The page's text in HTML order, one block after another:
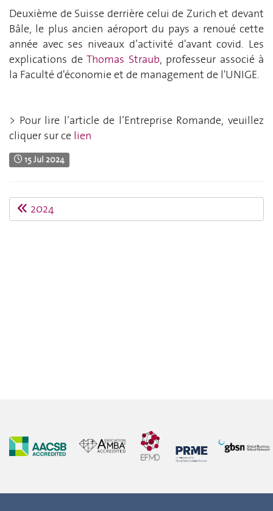
Deuxième de Suisse derrière celui de Zurich et devant
Bâle, le plus ancien aéroport du pays a renoué cette
année avec ses niveaux d’activité d'avant covid. Les
explications de Thomas Straub, professeur associé à
la Faculté d'économie et de management de l'UNIGE.
> Pour lire l’article de l’Entreprise Romande, veuillez
cliquer sur ce lien
15 Jul 2024
2024